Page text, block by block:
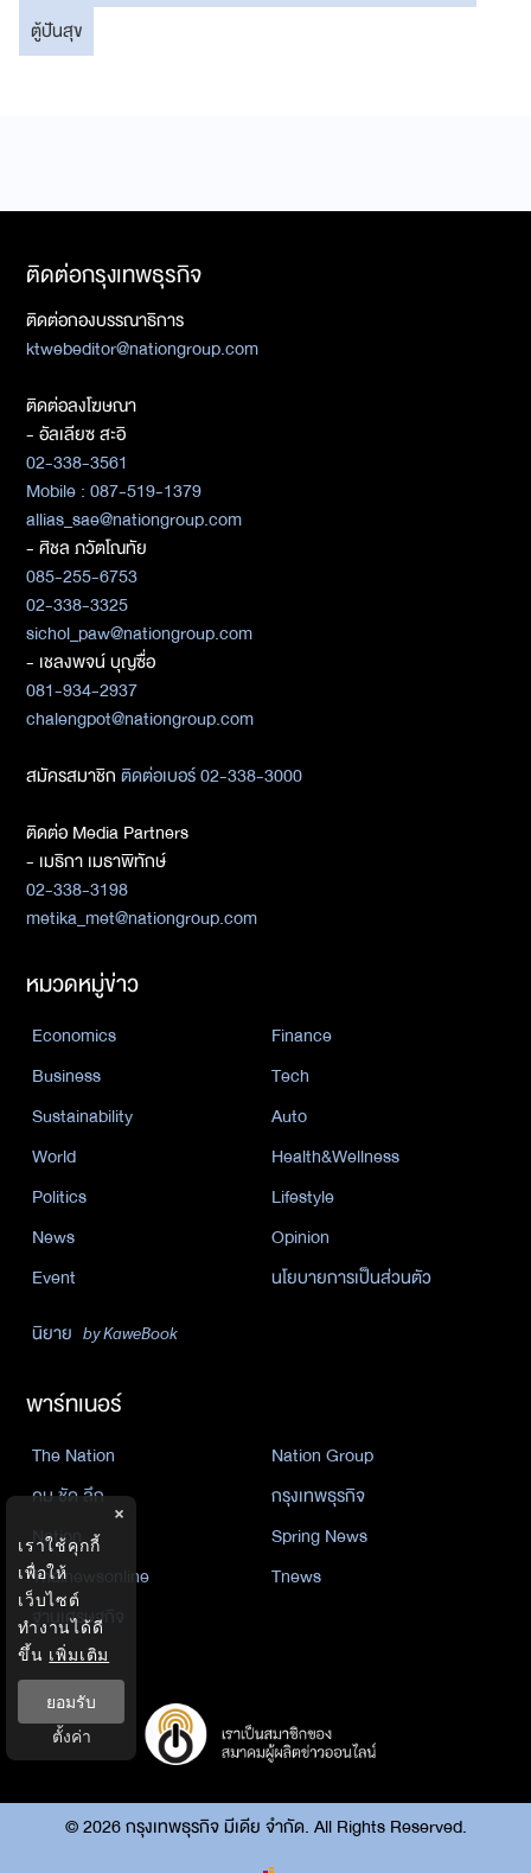
ตู้ปันสุข
ติดต่อกรุงเทพธุรกิจ
ติดต่อกองบรรณาธิการ
ktwebeditor@nationgroup.com
ติดต่อลงโฆษณา
- อัลเลียซ สะอิ
02-338-3561
Mobile : 087-519-1379
allias_sae@nationgroup.com
- ศิชล ภวัตโณทัย
085-255-6753
02-338-3325
sichol_paw@nationgroup.com
- เชลงพจน์ บุญซื่อ
081-934-2937
chalengpot@nationgroup.com
สมัครสมาชิกติดต่อเบอร์ 02-338-3000
ติดต่อ Media Partners
- เมธิกา เมธาพิทักษ์
02-338-3198
metika_met@nationgroup.com
หมวดหมู่ข่าว
Economics
Finance
Business
Tech
Sustainability
Auto
World
Health&Wellness
Politics
Lifestyle
News
Opinion
Event
นโยบายการเป็นส่วนตัว
นิยาย by KaweBook
พาร์ทเนอร์
The Nation
Nation Group
คม ชัด ลึก
กรุงเทพธุรกิจ
Nation
Spring News
Thainewsonline
Tnews
ฐานเศรษฐกิจ
©2026กรุงเทพธุรกิจ มีเดีย จำกัด. All Rights Reserved.
×
เราใช้คุกกี้
เพื่อให้
เว็บไซต์
ทำงานได้ดี
ขึ้น เพิ่มเติม
ยอมรับ
ตั้งค่า